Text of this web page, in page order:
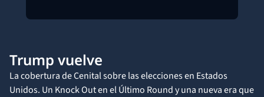
Trump vuelve
La cobertura de Cenital sobre las elecciones en Estados
Unidos. Un Knock Out en el Último Round y una nueva era que